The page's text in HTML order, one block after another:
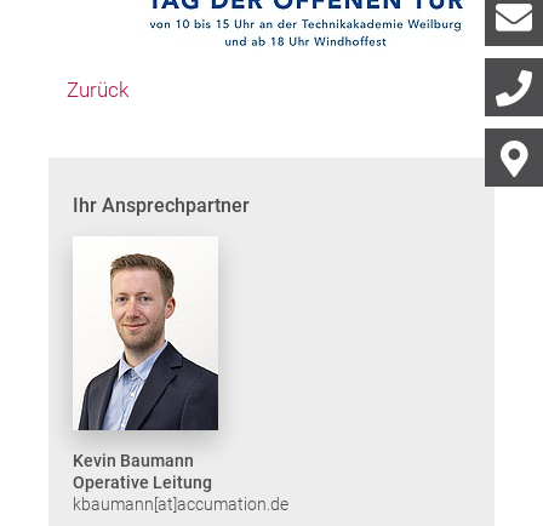
Zurück
Ihr Ansprechpartner
Kevin Baumann
Operative Leitung
kbaumann[at]accumation.de